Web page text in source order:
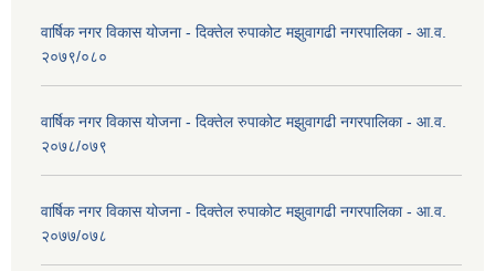
वार्षिक नगर विकास योजना - दिक्तेल रुपाकोट मझुवागढी नगरपालिका - आ.व.
२०७९/०८०
वार्षिक नगर विकास योजना - दिक्तेल रुपाकोट मझुवागढी नगरपालिका - आ.व.
२०७८/०७९
वार्षिक नगर विकास योजना - दिक्तेल रुपाकोट मझुवागढी नगरपालिका - आ.व.
२०७७/०७८